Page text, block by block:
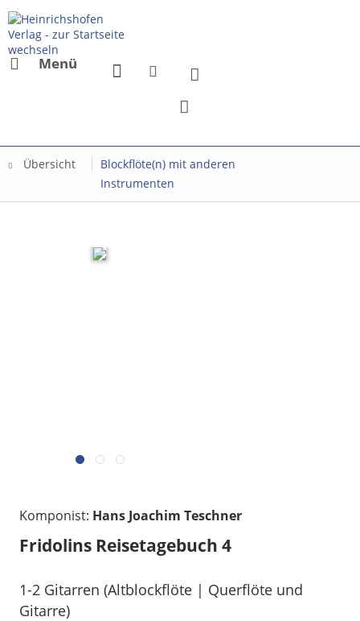
Menü
Übersicht
Blockflöte(n) mit anderen
Instrumenten
Komponist: Hans Joachim Teschner
Fridolins Reisetagebuch 4
1-2 Gitarren (Altblockflöte | Querflöte und
Gitarre)